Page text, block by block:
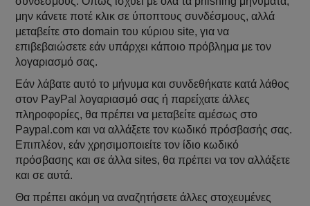
μην κάνετε ποτέ κλικ σε ύποπτους συνδέσμους, αλλά
μεταβείτε στο domain του κύριου site, για να
επιβεβαιώσετε εάν υπάρχει κάποιο πρόβλημα με τον
λογαριασμό σας.
Εάν λάβατε αυτό το μήνυμα και συνδεθήκατε κατά λάθος
στον PayPal λογαριασμό σας ή παρείχατε άλλες
πληροφορίες, θα πρέπει να μεταβείτε αμέσως στο
Paypal.com και να αλλάξετε τον κωδικό πρόσβασής σας.
Επιπλέον, εάν χρησιμοποιείτε τον ίδιο κωδικό
πρόσβασης και σε άλλα sites, θα πρέπει να τον αλλάξετε
και σε αυτά.
Θα πρέπει ακόμη να αναζητήσετε άλλες στοχευμένες